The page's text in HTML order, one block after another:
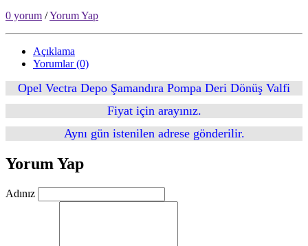
0 yorum /Yorum Yap
Açıklama
Yorumlar (0)
Opel Vectra Depo Şamandıra Pompa Deri Dönüş Valfi
Fiyat için arayınız.
Aynı gün istenilen adrese gönderilir.
Yorum Yap
Adınız